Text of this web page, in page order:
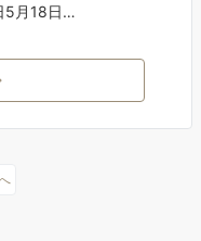
5月18日…